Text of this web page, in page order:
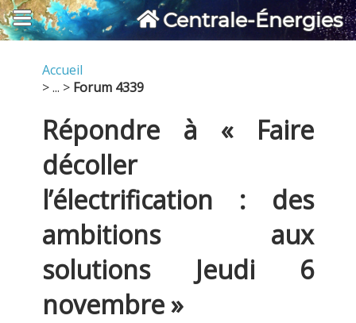
Centrale-Énergies
Accueil
> ... > Forum 4339
Répondre à « Faire
décoller
l’électrification : des
ambitions aux
solutions Jeudi 6
novembre »